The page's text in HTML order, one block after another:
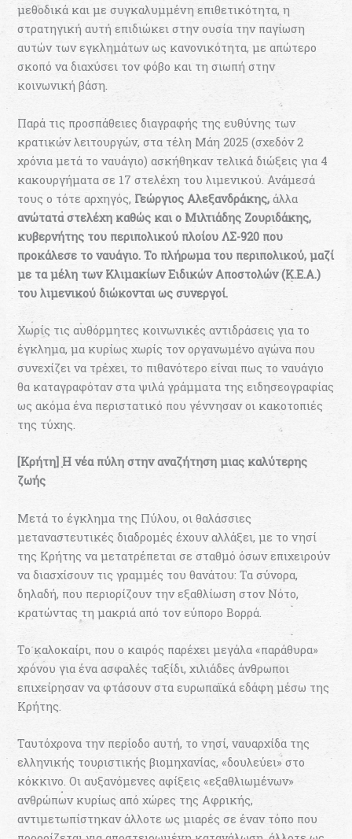
μεθοδικά και με συγκαλυμμένη επιθετικότητα, η
στρατηγική αυτή επιδιώκει στην ουσία την παγίωση
αυτών των εγκλημάτων ως κανονικότητα, με απώτερο
σκοπό να διαχύσει τον φόβο και τη σιωπή στην
κοινωνική βάση.
Παρά τις προσπάθειες διαγραφής της ευθύνης των
κρατικών λειτουργών, στα τέλη Μάη 2025 (σχεδόν 2
χρόνια μετά το ναυάγιο) ασκήθηκαν τελικά διώξεις για 4
κακουργήματα σε 17 στελέχη του λιμενικού. Ανάμεσά
τους ο τότε αρχηγός, Γεώργιος Αλεξανδράκης, άλλα
ανώτατα στελέχη καθώς και ο Μιλτιάδης Ζουριδάκης,
κυβερνήτης του περιπολικού πλοίου ΛΣ-920 που
προκάλεσε το ναυάγιο. Το πλήρωμα του περιπολικού, μαζί
με τα μέλη των Κλιμακίων Ειδικών Αποστολών (Κ.Ε.Α.)
του λιμενικού διώκονται ως συνεργοί.
Χωρίς τις αυθόρμητες κοινωνικές αντιδράσεις για το
έγκλημα, μα κυρίως χωρίς τον οργανωμένο αγώνα που
συνεχίζει να τρέχει, το πιθανότερο είναι πως το ναυάγιο
θα καταγραφόταν στα ψιλά γράμματα της ειδησεογραφίας
ως ακόμα ένα περιστατικό που γέννησαν οι κακοτοπιές
της τύχης.
[Κρήτη] Η νέα πύλη στην αναζήτηση μιας καλύτερης
ζωής
Μετά το έγκλημα της Πύλου, οι θαλάσσιες
μεταναστευτικές διαδρομές έχουν αλλάξει, με το νησί
της Κρήτης να μετατρέπεται σε σταθμό όσων επιχειρούν
να διασχίσουν τις γραμμές του θανάτου: Τα σύνορα,
δηλαδή, που περιορίζουν την εξαθλίωση στον Νότο,
κρατώντας τη μακριά από τον εύπορο Βορρά.
Το καλοκαίρι, που ο καιρός παρέχει μεγάλα «παράθυρα»
χρόνου για ένα ασφαλές ταξίδι, χιλιάδες άνθρωποι
επιχείρησαν να φτάσουν στα ευρωπαϊκά εδάφη μέσω της
Κρήτης.
Ταυτόχρονα την περίοδο αυτή, το νησί, ναυαρχίδα της
ελληνικής τουριστικής βιομηχανίας, «δουλεύει» στο
κόκκινο. Οι αυξανόμενες αφίξεις «εξαθλιωμένων»
ανθρώπων κυρίως από χώρες της Αφρικής,
αντιμετωπίστηκαν άλλοτε ως μιαρές σε έναν τόπο που